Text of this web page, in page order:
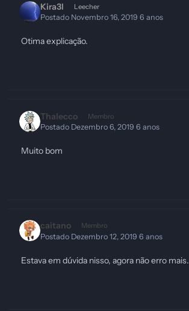
Kira3l Leecher
Postado Novembro 16, 20196 anos
Otima explicação.
Thalecco Membro
Postado Dezembro 6, 20196 anos
Muito bom
caitano Membro
Postado Dezembro 12, 20196 anos
Estava em dúvida nisso, agora não erro mais.